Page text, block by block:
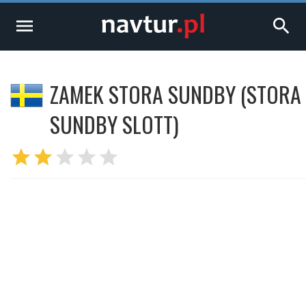
menu search
ZAMEK STORA SUNDBY (STORA
SUNDBY SLOTT)
starstar star star star